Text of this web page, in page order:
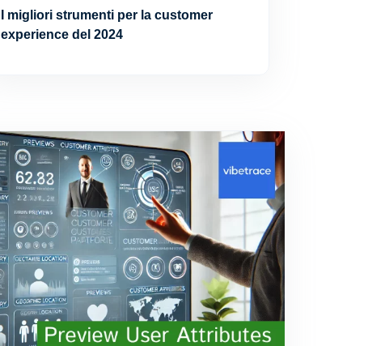
I migliori strumenti per la customer
experience del 2024